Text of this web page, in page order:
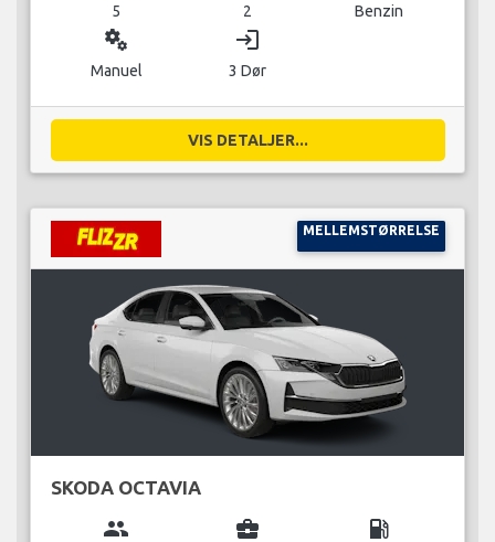
5 2 Benzin
miscellaneous_services
Manuel
login
3 Dør
VIS DETALJER...
MELLEMSTØRRELSE
SKODA OCTAVIA
group business_center local_gas_station